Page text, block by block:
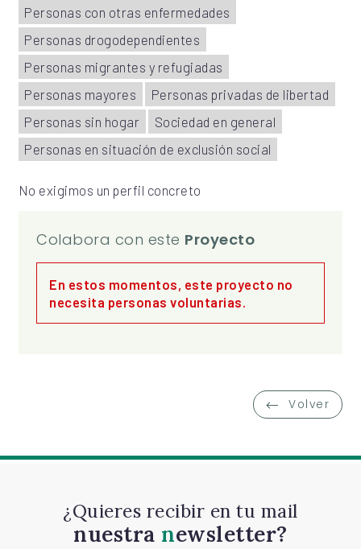
Personas con otras enfermedades
Personas drogodependientes
Personas migrantes y refugiadas
Personas mayores
Personas privadas de libertad
Personas sin hogar
Sociedad en general
Personas en situación de exclusión social
No exigimos un perfil concreto
Colabora con este Proyecto
En estos momentos, este proyecto no
necesita personas voluntarias.
Volver
¿Quieres recibir en tu mail
nuestra newsletter?